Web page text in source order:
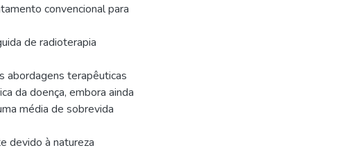
convencional para
de radioterapia
abordagens terapêuticas
da doença, embora ainda
média de sobrevida
devido à natureza